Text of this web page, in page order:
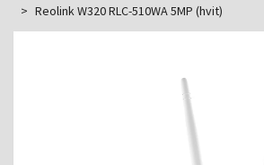
Reolink W320 RLC-510WA 5MP (hvit)